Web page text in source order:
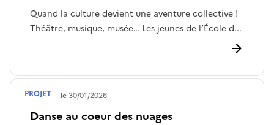
Quand la culture devient une aventure collective !
Théâtre, musique, musée… Les jeunes de l’École d...
Danse au coeur des nuages
Terminé le30/01/2026
PROJET